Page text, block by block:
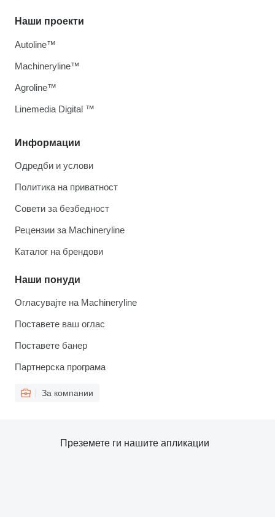
Информации
Одредби и услови
Политика на приватност
Совети за безбедност
Рецензии за Machineryline
Каталог на брендови
Наши понуди
Огласувајте на Machineryline
Поставете ваш оглас
Поставете банер
Партнерска програма
За компании
Наши проекти
Autoline™
Machineryline™
Agroline™
Linemedia Digital ™
Преземете ги нашите апликации